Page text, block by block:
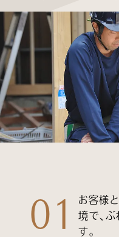
学ぶ
企業情報
よくあるご質問
個人情報保護方針 サイ
01
お客様
境で、
す。